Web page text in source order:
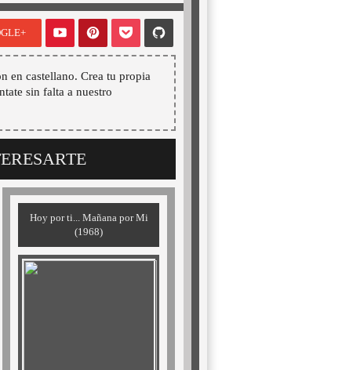
en castellano. Crea tu propia
sin falta a nuestro
Hoy por ti... Mañana por Mi
(1968)